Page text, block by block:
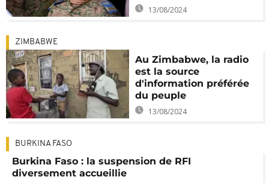
13/08/2024
ZIMBABWE
Au Zimbabwe, la radio
est la source
d'information préférée
du peuple
13/08/2024
BURKINA FASO
Burkina Faso : la suspension de RFI
diversement accueillie